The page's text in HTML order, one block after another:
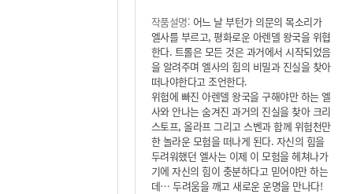
작품설명: 어느 날 부턴가 의문의 목소리가
엘사를 부르고, 평화로운 아렌델 왕국을 위협
한다. 트롤은 모든 것은 과거에서 시작되었음
을 알려주며 엘사의 힘의 비밀과 진실을 찾아
떠나야한다고 조언한다.
위험에 빠진 아렌델 왕국을 구해야만 하는 엘
사와 안나는 숨겨진 과거의 진실을 찾아 크리
스토프, 올라프 그리고 스벤과 함께 위험천만
한 놀라운 모험을 떠나게 된다. 자신의 힘을
두려워했던 엘사는 이제 이 모험을 헤쳐나가
기에 자신의 힘이 충분하다고 믿어야만 하는
데… 두려움을 깨고 새로운 운명을 만나다!